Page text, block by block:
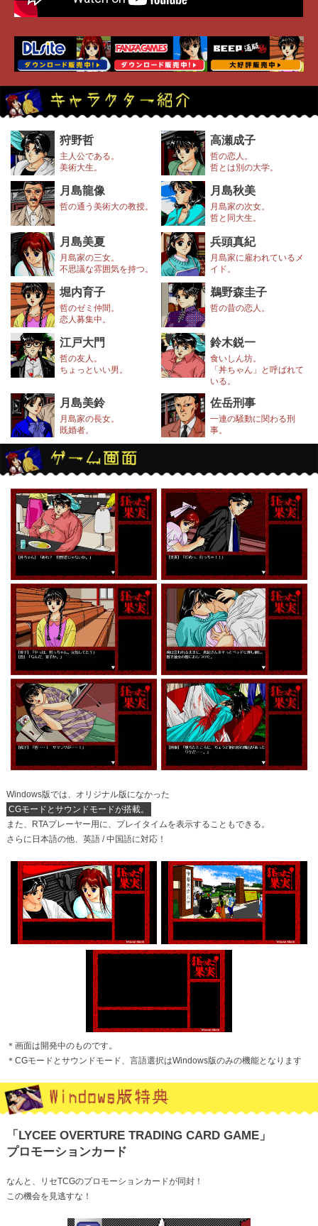
狩野哲
主人公である。
美術大生。
高瀬成子
哲の恋人。
哲とは別の大学。
月島龍像
哲の通う美術大の教授。
月島秋美
月島家の次女。
哲と同大生。
月島美夏
月島家の三女。
不思議な雰囲気を持つ。
兵頭真紀
月島家に雇われているメ
イド。
堀内育子
哲のゼミ仲間。
恋人募集中。
鵜野森圭子
哲の昔の恋人。
江戸大門
哲の友人。
ちょっといい男。
鈴木鋭一
食いしん坊。
「丼ちゃん」と呼ばれて
いる。
月島美鈴
月島家の長女。
既婚者。
佐岳刑事
一連の騒動に関わる刑
事。
Windows版では、オリジナル版になかった
CGモードとサウンドモードが搭載。
また、RTAプレーヤー用に、プレイタイムを表示することもできる。
さらに日本語の他、英語 / 中国語に対応！
＊画面は開発中のものです。
＊CGモードとサウンドモード、言語選択はWindows版のみの機能となります
「LYCEE OVERTURE TRADING CARD GAME」
プロモーションカード
なんと、リセTCGのプロモーションカードが同封！
この機会を見逃すな！